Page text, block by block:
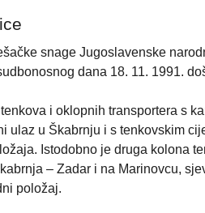
snage Jugoslavenske
dana 18. 11. 1991.
i oklopnih transportera s
ulaz u Škabrnju i s tenkovskim
Istodobno je druga kolona
– Zadar i na Marinovcu,
položaj.